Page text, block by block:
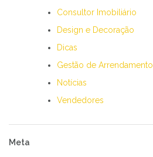
Consultor Imobiliário
Design e Decoração
Dicas
Gestão de Arrendamento
Notícias
Vendedores
Meta